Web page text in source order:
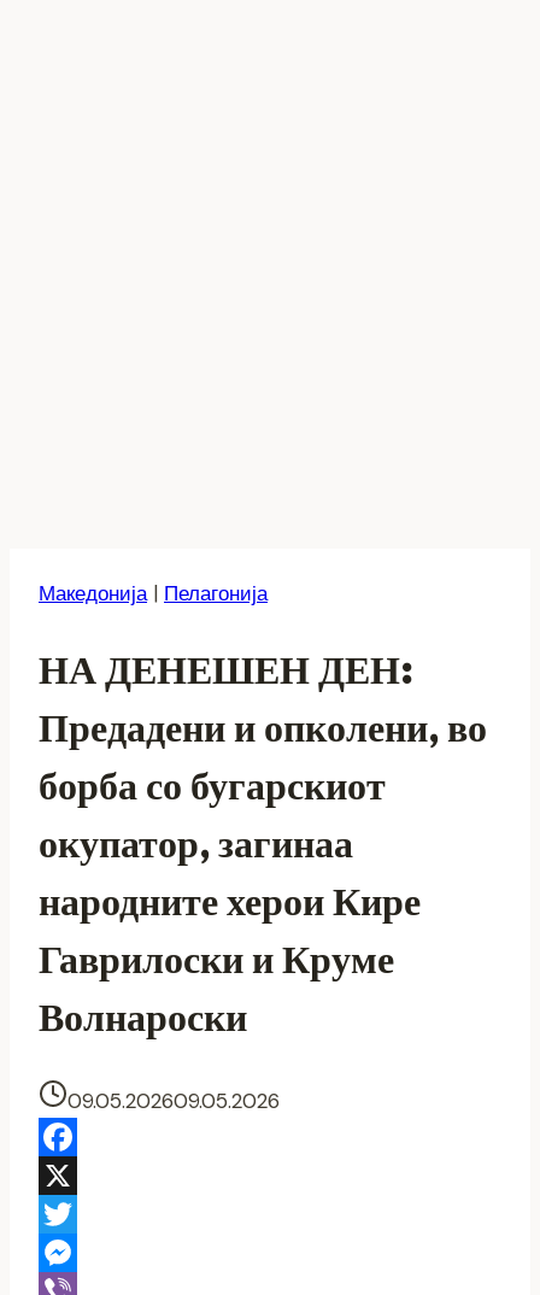
Македонија| Пелагонија
НА ДЕНЕШЕН ДЕН:
Предадени и опколени, во
борба со бугарскиот
окупатор, загинаа
народните херои Кире
Гаврилоски и Круме
Волнароски
09.05.202609.05.2026
Facebook
X
Twitter